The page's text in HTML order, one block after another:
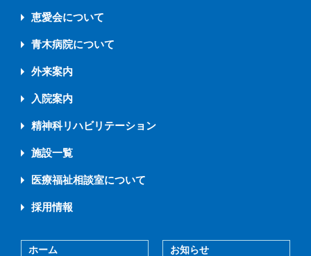
恵愛会について
青木病院について
外来案内
入院案内
精神科リハビリテーション
施設一覧
医療福祉相談室について
採用情報
ホーム お知らせ